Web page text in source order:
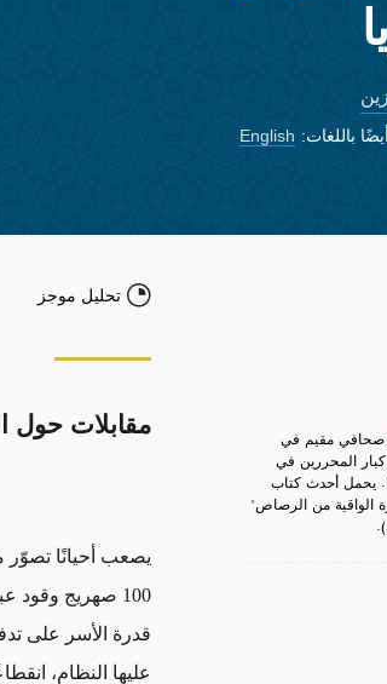
باللغات: English
صحافي مقيم في
المحررين في
يحمل أحدث كتاب
الواقية من الرصاص"
تحليل موجز
مقابلات حول
يصعب أحيانًا تصوّر
100 صهريج
قدرة الأسر على
عليها النظام،